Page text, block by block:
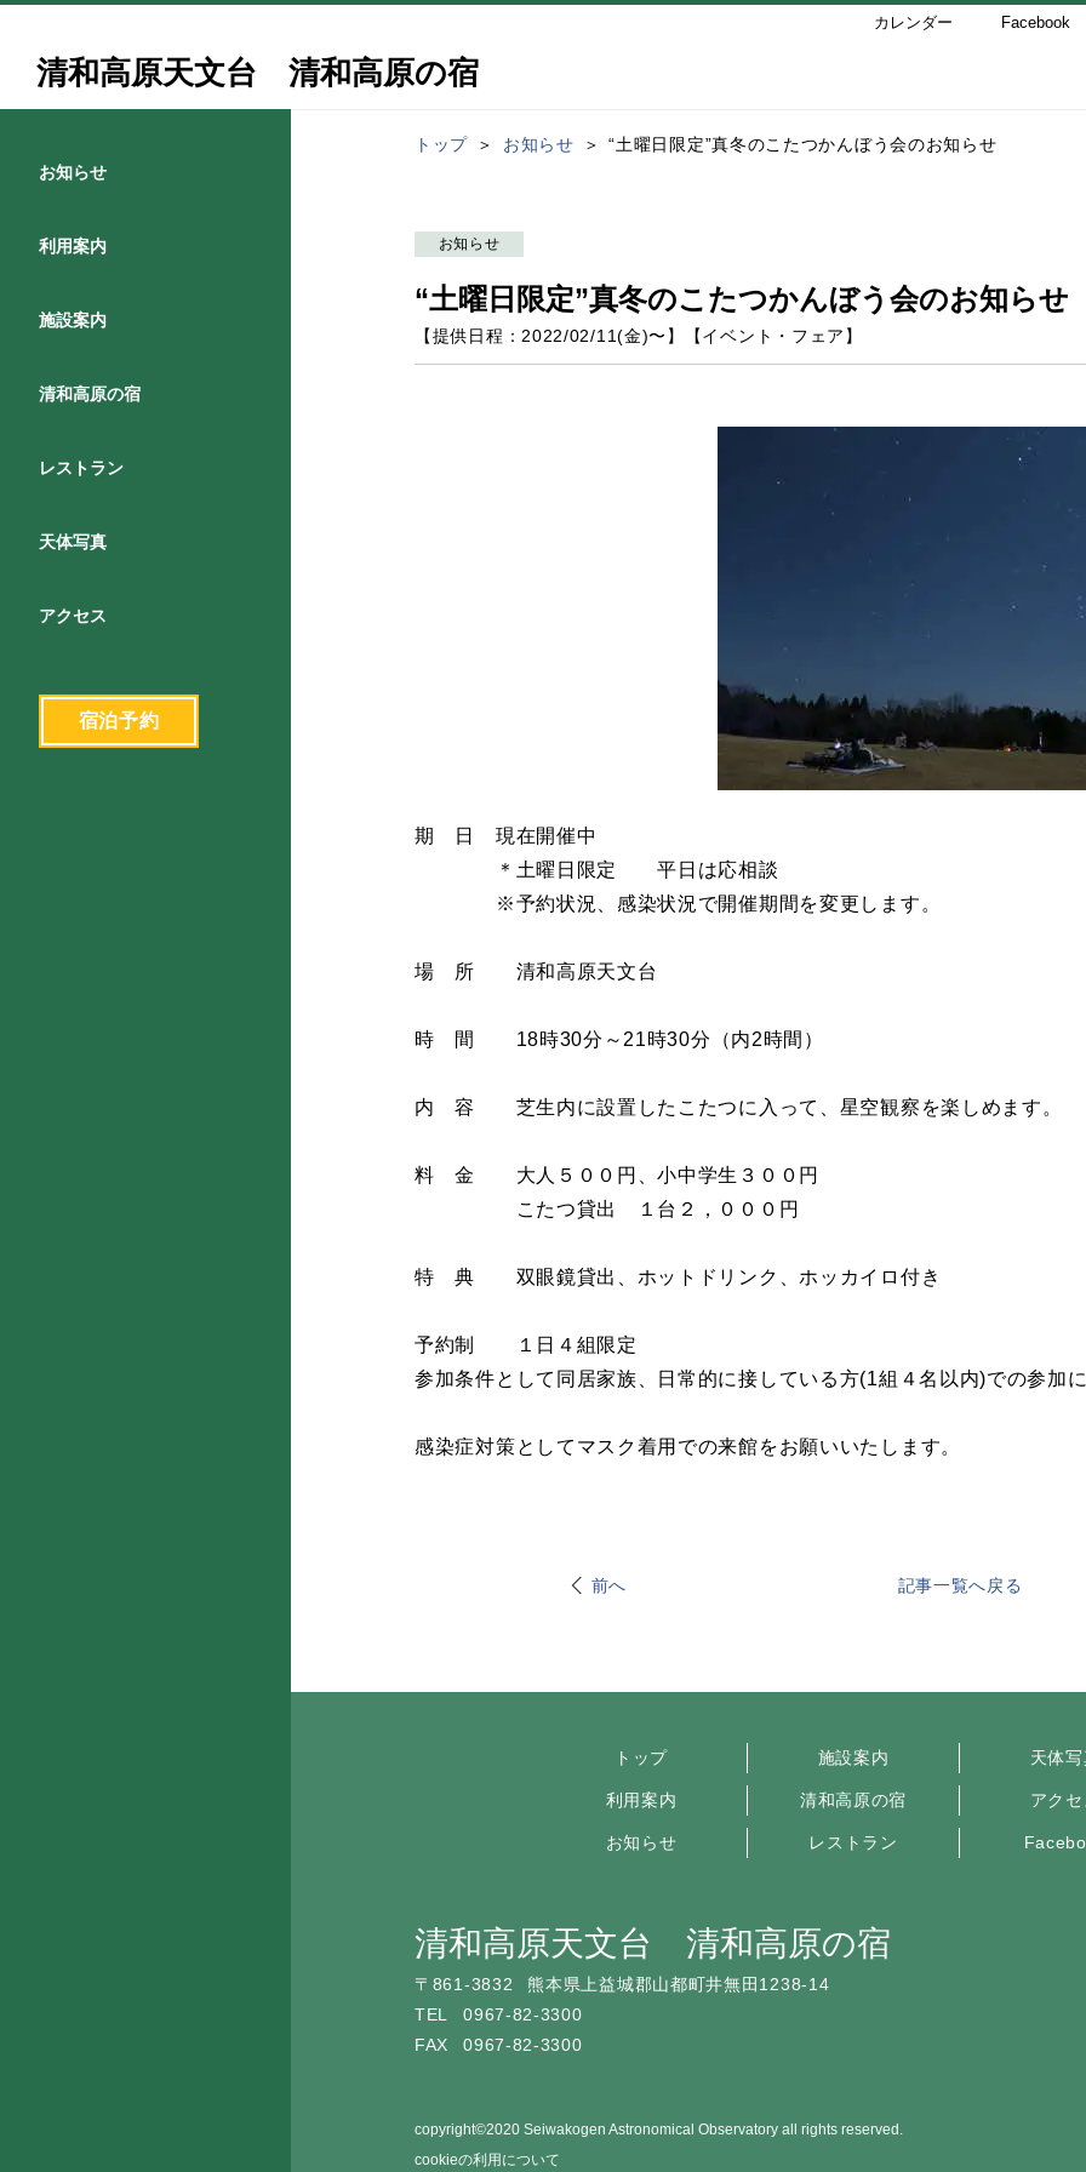
カレンダー Facebook
清和高原天文台 清和高原の宿
お知らせ
利用案内
施設案内
清和高原の宿
レストラン
天体写真
アクセス
宿泊予約
トップ お知らせ “土曜日限定”真冬のこたつかんぼう会のお知らせ
お知らせ
“土曜日限定”真冬のこたつかんぼう会のお知らせ
【提供日程： 2022/02/11(金)〜】 【イベント・フェア 】
期 日 現在開催中
＊土曜日限定 平日は応相談
※予約状況、感染状況で開催期間を変更します。
場 所 清和高原天文台
時 間 18時30分～21時30分（内2時間）
内 容 芝生内に設置したこたつに入って、星空観察を楽しめます。
料 金 大人５００円、小中学生３００円
こたつ貸出 １台２，０００円
特 典 双眼鏡貸出、ホットドリンク、ホッカイロ付き
予約制 １日４組限定
参加条件として同居家族、日常的に接している方(1組４名以内)での参加に
感染症対策としてマスク着用での来館をお願いいたします。
前へ 記事一覧へ戻る
トップ
利用案内
お知らせ
施設案内
清和高原の宿
レストラン
天体
アクセ
清和高原天文台 清和高原の宿
〒 861-3832
熊本県上益城郡山都町井無田1238-14
TEL
0967-82-3300
FAX
0967-82-3300
copyright©2020 Seiwakogen Astronomical Observatory all rights reserved.
cookieの利用について